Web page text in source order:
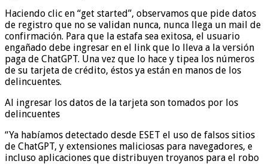
Haciendo clic en “get started”, observamos que pide datos
de registro que no se validan nunca, nunca llega un mail de
confirmación. Para que la estafa sea exitosa, el usuario
engañado debe ingresar en el link que lo lleva a la versión
paga de ChatGPT. Una vez que lo hace y tipea los números
de su tarjeta de crédito, éstos ya están en manos de los
delincuentes.
Al ingresar los datos de la tarjeta son tomados por los
delincuentes
“Ya habíamos detectado desde ESET el uso de falsos sitios
de ChatGPT, y extensiones maliciosas para navegadores, e
incluso aplicaciones que distribuyen troyanos para el robo